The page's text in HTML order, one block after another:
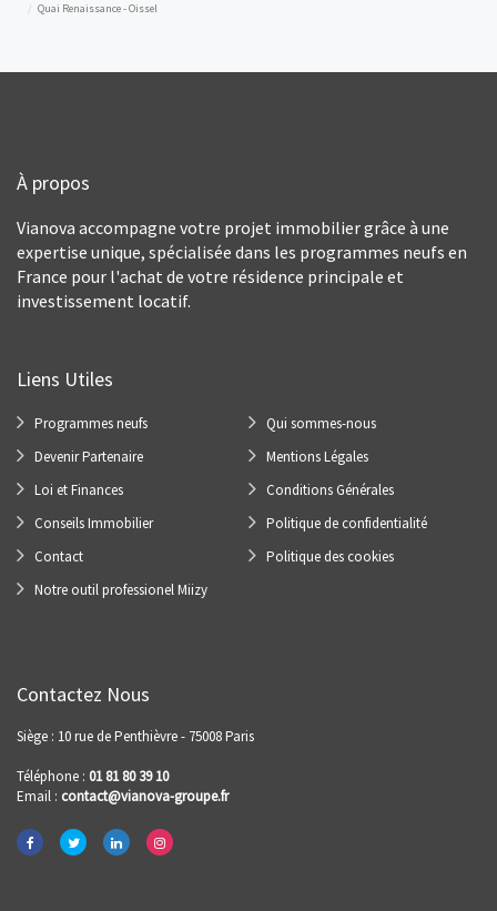
Quai Renaissance - Oissel
À propos
Vianova accompagne votre projet immobilier grâce à une
expertise unique, spécialisée dans les programmes neufs en
France pour l'achat de votre résidence principale et
investissement locatif.
Liens Utiles
Programmes neufs
Devenir Partenaire
Loi et Finances
Conseils Immobilier
Contact
Notre outil professionel Miizy
Qui sommes-nous
Mentions Légales
Conditions Générales
Politique de confidentialité
Politique des cookies
Contactez Nous
Siège : 10 rue de Penthièvre - 75008 Paris
Téléphone : 01 81 80 39 10
Email : contact@vianova-groupe.fr